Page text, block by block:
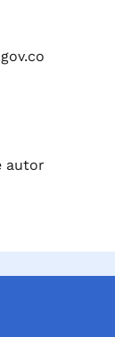
autor